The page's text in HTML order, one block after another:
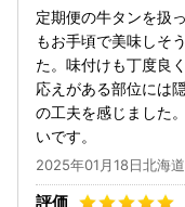
定期便の牛タンを扱
もお手頃で美味しそ
た。味付けも丁度良
応えがある部位には
の工夫を感じました
いです。
2025年01月18日北海